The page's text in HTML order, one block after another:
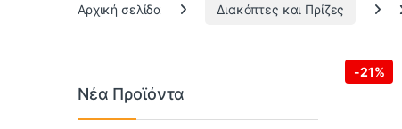
Αρχική σελίδα Διακόπτες και Πρίζες
-21%
Νέα Προϊόντα